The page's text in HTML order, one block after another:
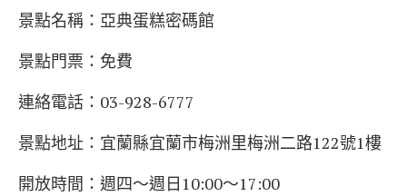
景點名稱：亞典蛋糕密碼館
景點門票：免費
連絡電話：03-928-6777
景點地址：宜蘭縣宜蘭市梅洲里梅洲二路122號1樓
開放時間：週四～週日10:00～17:00